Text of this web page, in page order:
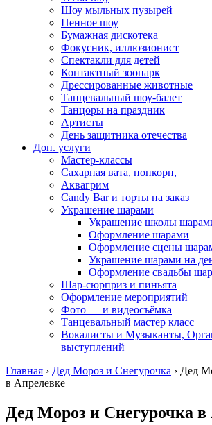
Шоу мыльных пузырей
Пенное шоу
Бумажная дискотека
Фокусник, иллюзионист
Спектакли для детей
Контактный зоопарк
Дрессированные животные
Танцевальный шоу-балет
Танцоры на праздник
Артисты
День защитника отечества
Доп. услуги
Мастер-классы
Сахарная вата, попкорн,
Аквагрим
Candy Bar и торты на заказ
Украшение шарами
Украшение школы
Оформление шарами
Оформление сцены
Украшение шарами на
Оформление свадьбы
Шар-сюрприз и пиньята
Оформление мероприятий
Фото — и видеосъёмка
Танцевальный мастер класс
Вокалисты и Музыканты,
выступлений
Главная › Дед Мороз и Снегурочка › Дед
в Апрелевке
Дед Мороз и Снегурочка в